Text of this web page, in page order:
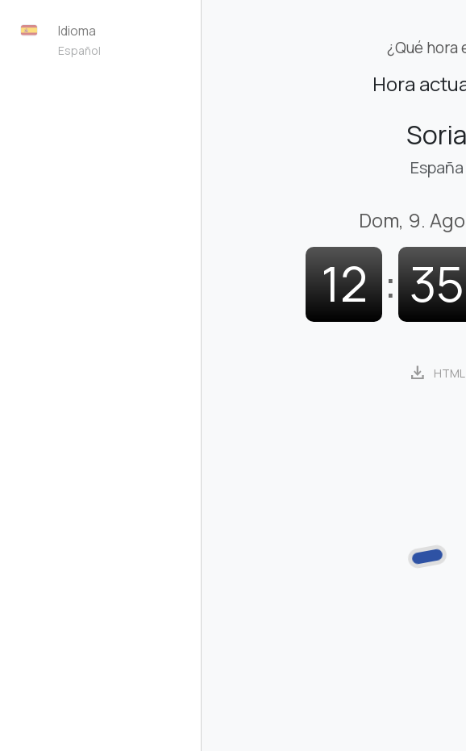
Idioma
Español ¿Qué hora
Hora
Soria
España
Dom, 9.
12 : 35
download HTML